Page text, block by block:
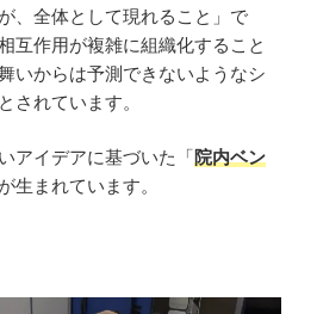
、全体として現れること」で
互作用が複雑に組織化すること
いからは予測できないようなシ
されています。
アイデアに基づいた「院内ベン
生まれています。